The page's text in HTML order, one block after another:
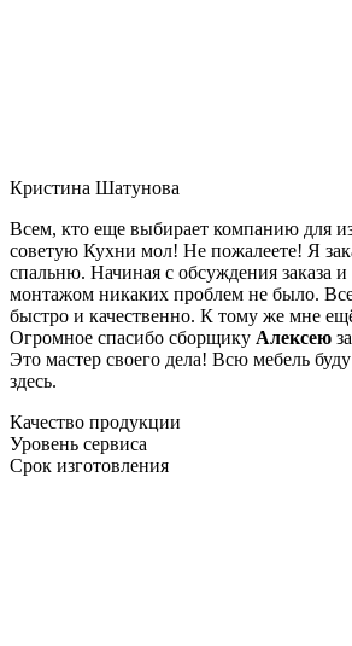
Кристина Шатунова
Всем, кто еще выбирает компанию для
советую Кухни мол! Не пожалеете! Я
спальню. Начиная с обсуждения заказа и
монтажом никаких проблем не было.
быстро и качественно. К тому же мне
Огромное спасибо сборщику Алексею
Это мастер своего дела! Всю мебель буду
здесь.
Качество продукции
Уровень сервиса
Срок изготовления